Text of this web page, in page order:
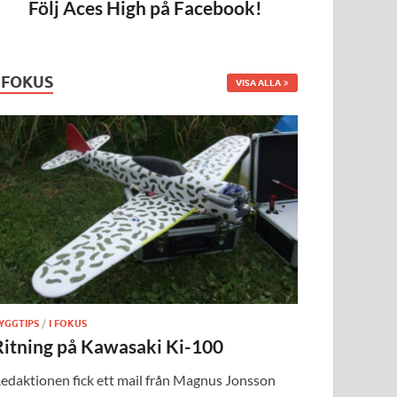
Följ Aces High på Facebook!
VISA ALLA
/I FOKUS
på Kawasaki Ki-100
fick ett mail från Magnus Jonsson